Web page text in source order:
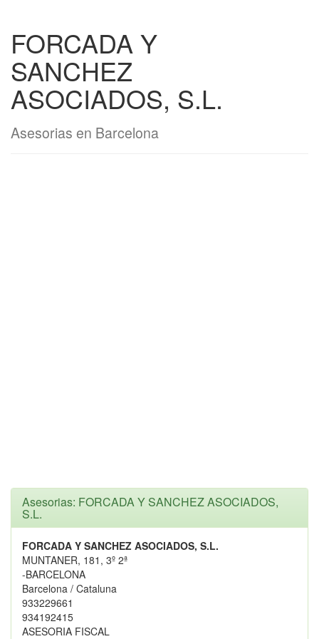
FORCADA Y
SANCHEZ
ASOCIADOS, S.L.
Asesorias en Barcelona
Asesorias: FORCADA Y SANCHEZ ASOCIADOS,
S.L.
FORCADA Y SANCHEZ ASOCIADOS, S.L.
MUNTANER, 181, 3º 2ª
-BARCELONA
Barcelona / Cataluna
933229661
934192415
ASESORIA FISCAL